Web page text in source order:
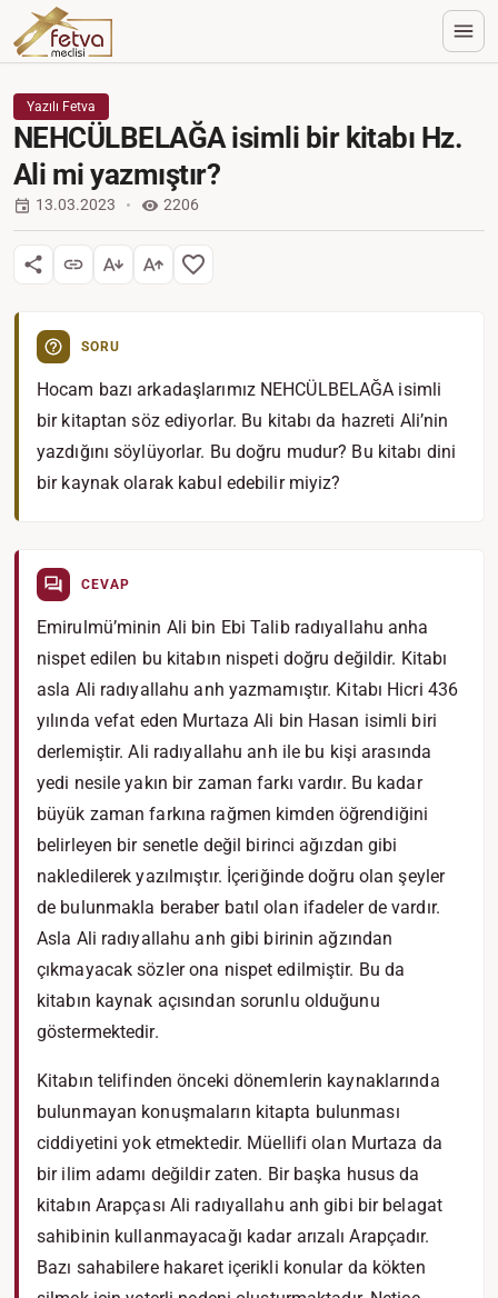
Yazılı Fetva
NEHCÜLBELAĞA isimli bir kitabı Hz.
Ali mi yazmıştır?
13.03.2023 2206
SORU
Hocam bazı arkadaşlarımız NEHCÜLBELAĞA isimli
bir kitaptan söz ediyorlar. Bu kitabı da hazreti Ali’nin
yazdığını söylüyorlar. Bu doğru mudur? Bu kitabı dini
bir kaynak olarak kabul edebilir miyiz?
CEVAP
Emirulmü’minin Ali bin Ebi Talib radıyallahu anha
nispet edilen bu kitabın nispeti doğru değildir. Kitabı
asla Ali radıyallahu anh yazmamıştır. Kitabı Hicri 436
yılında vefat eden Murtaza Ali bin Hasan isimli biri
derlemiştir. Ali radıyallahu anh ile bu kişi arasında
yedi nesile yakın bir zaman farkı vardır. Bu kadar
büyük zaman farkına rağmen kimden öğrendiğini
belirleyen bir senetle değil birinci ağızdan gibi
nakledilerek yazılmıştır. İçeriğinde doğru olan şeyler
de bulunmakla beraber batıl olan ifadeler de vardır.
Asla Ali radıyallahu anh gibi birinin ağzından
çıkmayacak sözler ona nispet edilmiştir. Bu da
kitabın kaynak açısından sorunlu olduğunu
göstermektedir.
Kitabın telifinden önceki dönemlerin kaynaklarında
bulunmayan konuşmaların kitapta bulunması
ciddiyetini yok etmektedir. Müellifi olan Murtaza da
bir ilim adamı değildir zaten. Bir başka husus da
kitabın Arapçası Ali radıyallahu anh gibi bir belagat
sahibinin kullanmayacağı kadar arızalı Arapçadır.
Bazı sahabilere hakaret içerikli konular da kökten